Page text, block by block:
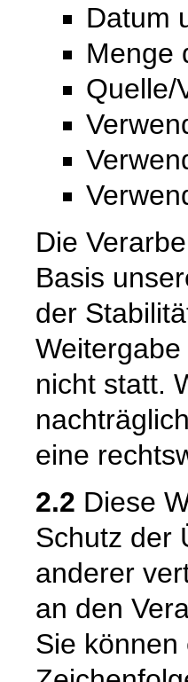
Datum
Menge
Quelle/
Die
Basis
der
nicht statt.
eine
2.2 Diese
Schutz der
anderer
an den
Sie können